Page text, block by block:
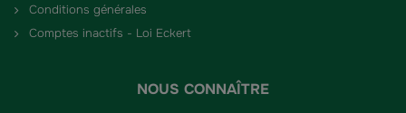
Conditions générales
Comptes inactifs - Loi Eckert
NOUS CONNAÎTRE